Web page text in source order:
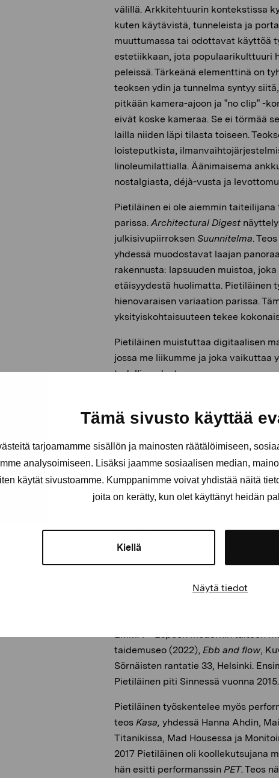
Tämä sivusto käyttää
tarjoamamme sisällön ja mainosten räätälöimiseen,
analysoimiseen. Lisäksi jaamme sosiaalisen median,
käytät sivustoamme. Kumppanimme voivat yhdistää näitä
joita on kerätty, kun olet käyttänyt heidän
Kiellä
Näytä tiedot
välillä. Arkkitehtuurin kontekstissa
kuten käytävistä, tunneleista ja
muuttumassa tai odottavat käyttöä
estetiikkaan, jota populaarikulttuuri
peleissä. Tärkeänä elementtinä on
teoksen ydin ja tunnelma syntyy
pitkään kamera-ajoon ja ”no clip” -
eivät koske kameraa. Se ei törmää
lailla niiden läpi tilasta toiseen.
loisteputkista,
linoleumilattialla. Äänimaisema
nostalgiasta, déjà-vusta ja
Pietiläinen ei ole aiemmin
parissa.Architectural Digest
julkisivupiirroksen Suunnitelma.
yhdessä muodostavat laajan
rakennusta: lapsuuden muistoa,
etäisyydestä huolimatta. Pietiläinen
hienovaraisen variaation parissa.
yksityiskohtaisuuteen tekee
Pietiläinen muistuttaa digitaalisen
jossa me liikumme ja joka vaikuttaa
todellisuudesta.
Kuraattori
Jaakko Pietiläinen
on kaksi kandidaatintutkintoa
EMMA – Espoon modernin taiteen
taidemuseo (2022),Ebb and flow,
Sörnäisten rantatie 33, Helsinki.
Pietiläinen piti Sinnessä vuonna 2015.
Pietiläinen työskentelee myös
teosKasa, yhdessä Hanna Ahdin,
Titanikissa, Mad Housessa ja
2017 Pietiläinen oli koollekutsujana
hän esitti performanssinPET. Teos